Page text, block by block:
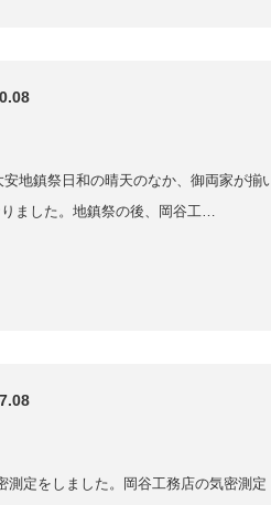
地鎮祭日和の晴天のなか、御両家が揃
ました。地鎮祭の後、岡谷工…
定をしました。岡谷工務店の気密測定